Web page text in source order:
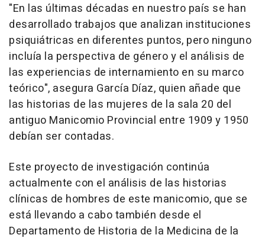
"En las últimas décadas en nuestro país se han
desarrollado trabajos que analizan instituciones
psiquiátricas en diferentes puntos, pero ninguno
incluía la perspectiva de género y el análisis de
las experiencias de internamiento en su marco
teórico", asegura García Díaz, quien añade que
las historias de las mujeres de la sala 20 del
antiguo Manicomio Provincial entre 1909 y 1950
debían ser contadas.
Este proyecto de investigación continúa
actualmente con el análisis de las historias
clínicas de hombres de este manicomio, que se
está llevando a cabo también desde el
Departamento de Historia de la Medicina de la